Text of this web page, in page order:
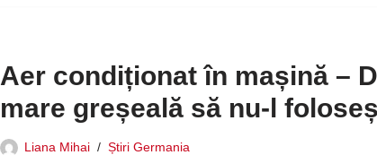
Aer condiționat în mașină –
mare greșeală să nu-l
Liana Mihai Știri Germania